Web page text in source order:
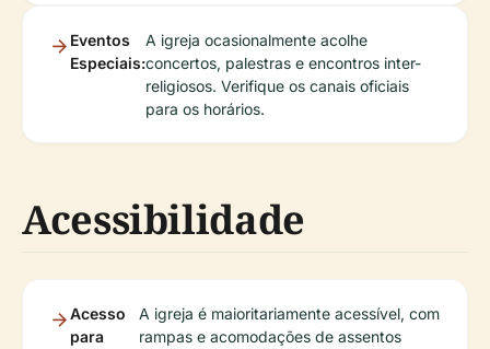
Eventos
Especiais:
A igreja ocasionalmente acolhe
concertos, palestras e encontros inter-
religiosos. Verifique os canais oficiais
para os horários.
Acessibilidade
Acesso
para
A igreja é maioritariamente acessível, com
rampas e acomodações de assentos